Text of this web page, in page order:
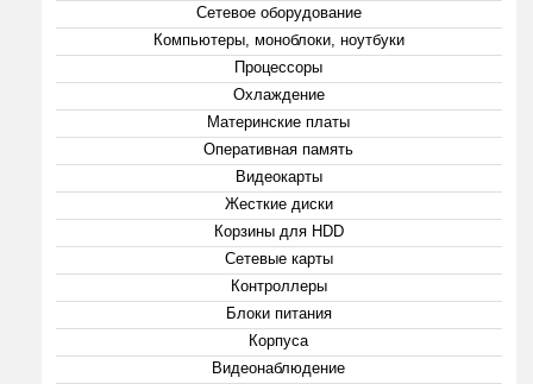
Сетевое оборудование
Компьютеры, моноблоки, ноутбуки
Процессоры
Охлаждение
Материнские платы
Оперативная память
Видеокарты
Жесткие диски
Корзины для HDD
Сетевые карты
Контроллеры
Блоки питания
Корпуса
Видеонаблюдение